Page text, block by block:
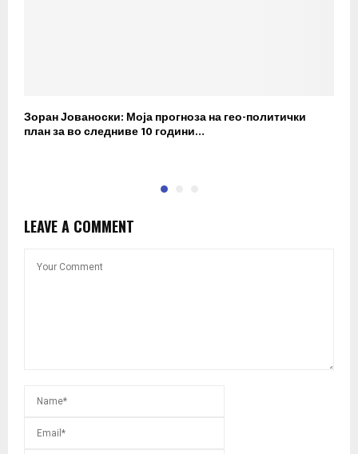
Зоран Јованоски: Моја прогноза на гео-политички
план за во следниве 10 години…
LEAVE A COMMENT